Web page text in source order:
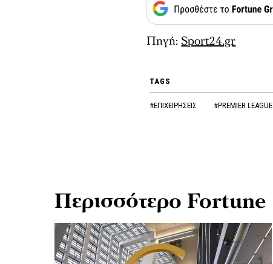
Πηγή:Sport24.gr
TAGS
#ΕΠΙΧΕΙΡΗΣΕΙΣ #PREMIER LEAGUE
Περισσότερο Fortune